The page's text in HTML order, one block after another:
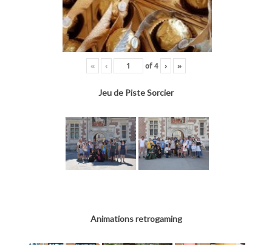
« ‹ of4 › »
Jeu de Piste Sorcier
Animations retrogaming